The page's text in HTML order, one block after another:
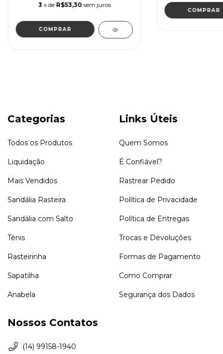
3 x de R$53,30 sem juros
COMPRAR
COMPRAR
Categorias
Todos os Produtos
Liquidação
Mais Vendidos
Sandália Rasteira
Sandália com Salto
Tênis
Rasteirinha
Sapatilha
Anabela
Links Úteis
Quem Somos
É Confiável?
Rastrear Pedido
Política de Privacidade
Política de Entregas
Trocas e Devoluções
Formas de Pagamento
Como Comprar
Segurança dos Dados
Nossos Contatos
(14) 99158-1940